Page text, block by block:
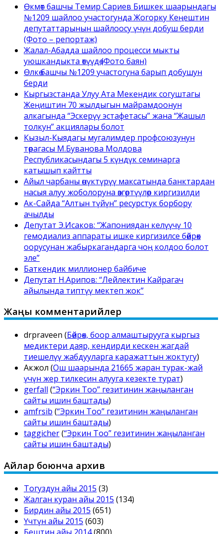
Өкмөт башчы Темир Сариев Бишкек шаарындагы
№1209 шайлоо участогунда Жогорку Кеңештин
депутаттарынын шайлоосу үчүн добуш берди
(Фото – репортаж)
Жалал-Абадда шайлоо процесси мыкты
уюшкандыкта өтүүдө (Фото баян)
Өлкө башчы №1209 участогуна барып добушун
берди
Кыргызстанда Улуу Ата Мекендик согуштагы
Жеңиштин 70 жылдыгын майрамдоонун
алкагында “Эскерүү эстафетасы” жана “Жашыл
толкун” акциялары болот
Кызыл-Кыядагы мугалимдер профсоюзунун
төрагасы М.Буванова Молдова
Республикасындагы 5 күндүк семинарга
катышып кайтты
Айыл чарбаны өнүктүрүү максатында банктардан
насыя алуу жоболоруна өзгөртүүлөр киргизилди
Ак-Сайда “Алтын түйүн” ресурстук борбору
ачылды
Депутат Э.Исаков: “Жапониядан келүүчү 10
гемодиализ аппараты ишке киргизилсе бөйрөк
оорусунан жабыркагандарга чоң колдоо болот
эле”
Баткендик миллионер байбиче
Депутат Н.Арипов: “Лейлектин Кайрагач
айылында типтүү мектеп жок”
Жаңы комментарийлер
drpraveen (Бөйрөк, боор алмаштырууга кыргыз
медиктери даяр, кендирди кескен жагдай
тиешелүү жабдууларга каражаттын жоктугу)
Акжол (Ош шаарында 21665 жаран турак-жай
үчүн жер тилкесин алууга кезекте турат)
gerfall (“Эркин Тоо” гезитинин жаңыланган
сайты ишин баштады)
amfrsib (“Эркин Тоо” гезитинин жаңыланган
сайты ишин баштады)
taggicher(“Эркин Тоо” гезитинин жаңыланган
сайты ишин баштады)
Айлар боюнча архив
Тогуздун айы 2015 (3)
Жалган куран айы 2015 (134)
Бирдин айы 2015 (651)
Үчтүн айы 2015 (603)